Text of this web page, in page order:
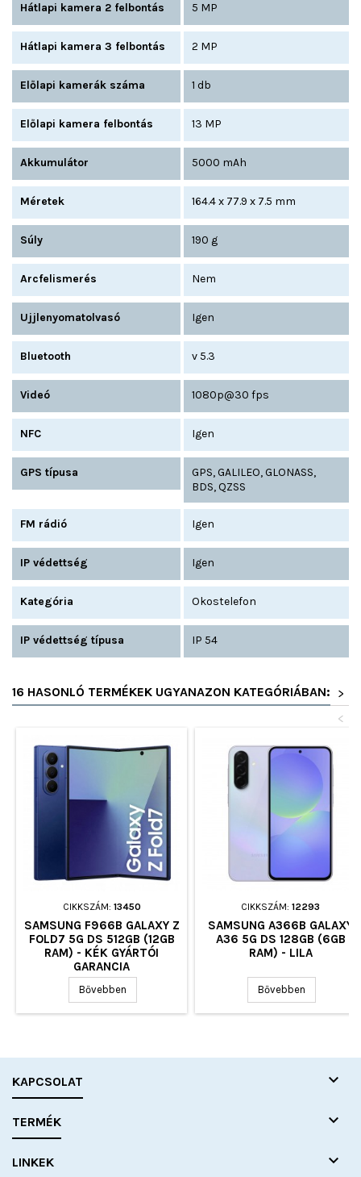
Hátlapi kamera 2 felbontás 5 MP
Hátlapi kamera 3 felbontás 2 MP
Előlapi kamerák száma 1 db
Előlapi kamera felbontás 13 MP
Akkumulátor 5000 mAh
Méretek 164.4 x 77.9 x 7.5 mm
Súly 190 g
Arcfelismerés Nem
Ujjlenyomatolvasó Igen
Bluetooth v 5.3
Videó 1080p@30 fps
NFC Igen
GPS típusa
GPS, GALILEO, GLONASS,
BDS, QZSS
FM rádió Igen
IP védettség Igen
Kategória Okostelefon
IP védettség típusa IP 54
16 HASONLÓ TERMÉKEK UGYANAZON KATEGÓRIÁBAN: >
<
CIKKSZÁM: 13450
SAMSUNG F966B GALAXY Z
FOLD7 5G DS 512GB (12GB
RAM) - KÉK GYÁRTÓI
GARANCIA
Bővebben
CIKKSZÁM: 12293
SAMSUNG A366B GALAXY
A36 5G DS 128GB (6GB
RAM) - LILA
Bővebben
KAPCSOLAT 
TERMÉK 
LINKEK 